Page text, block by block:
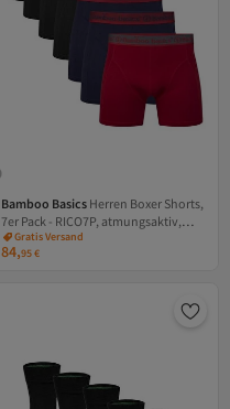
Bamboo Basics Herren Boxer Shorts,
7er Pack - RICO7P, atmungsaktiv,
Single Jersey
Versand Kostenlos
Gratis Versand
Versand Kostenlos
84,95€